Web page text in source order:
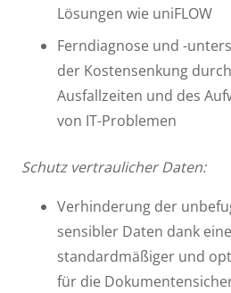
Lösungen wie uniFLOW
Ferndiagnose und -
der Kostensenkung
Ausfallzeiten und des
von IT-Problemen
Schutz vertraulicher Daten:
Verhinderung der
sensibler Daten dank
standardmäßiger und
für die